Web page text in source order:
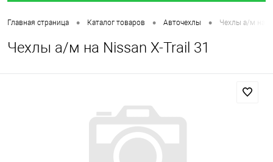
Главная страница • Каталог товаров • Авточехлы • Чехлы а/м на
Чехлы а/м на Nissan X-Trail 31